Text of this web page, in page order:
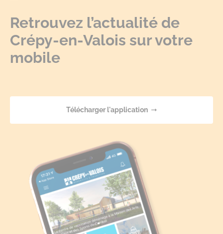
Retrouvez l’actualité de
Crépy-en-Valois sur votre
mobile
Télécharger l'application